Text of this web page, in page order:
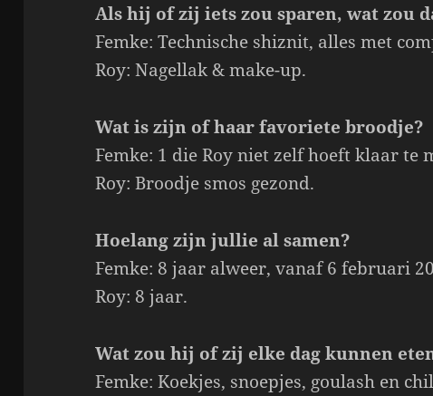
Als hij of zij iets zou sparen, wat zou
Femke: Technische shiznit, alles met
Roy: Nagellak & make-up.
Wat is zijn of haar favoriete broodje?
Femke: 1 die Roy niet zelf hoeft klaar te
Roy: Broodje smos gezond.
Hoelang zijn jullie al samen?
Femke: 8 jaar alweer, vanaf 6 februari
Roy: 8 jaar.
Wat zou hij of zij elke dag kunnen
Femke: Koekjes, snoepjes, goulash en